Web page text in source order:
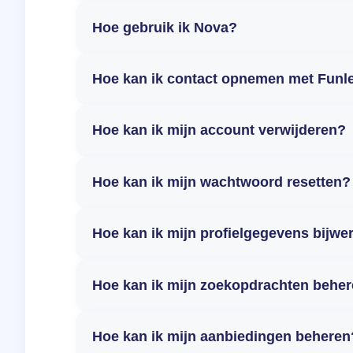
Hoe gebruik ik Nova?
Hoe kan ik contact opnemen met
Hoe kan ik mijn account verwijderen?
Hoe kan ik mijn wachtwoord resetten?
Hoe kan ik mijn profielgegevens
Hoe kan ik mijn zoekopdrachten
Hoe kan ik mijn aanbiedingen